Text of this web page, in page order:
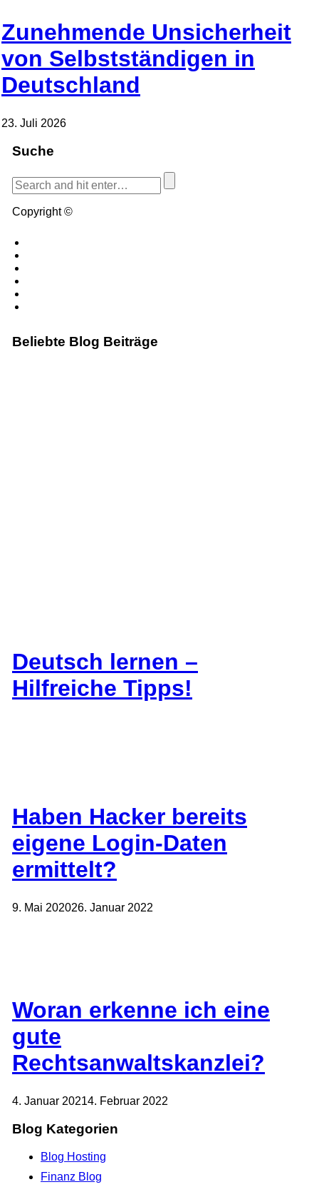
Zunehmende Unsicherheit
von Selbstständigen in
Deutschland
23. Juli 2026
Suche
Copyright ©
Beliebte Blog Beiträge
Deutsch lernen –
Hilfreiche Tipps!
Haben Hacker bereits
eigene Login-Daten
ermittelt?
9. Mai 202026. Januar 2022
Woran erkenne ich eine
gute
Rechtsanwaltskanzlei?
4. Januar 20214. Februar 2022
Blog Kategorien
Blog Hosting
Finanz Blog